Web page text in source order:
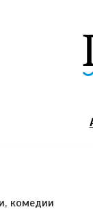
комедии